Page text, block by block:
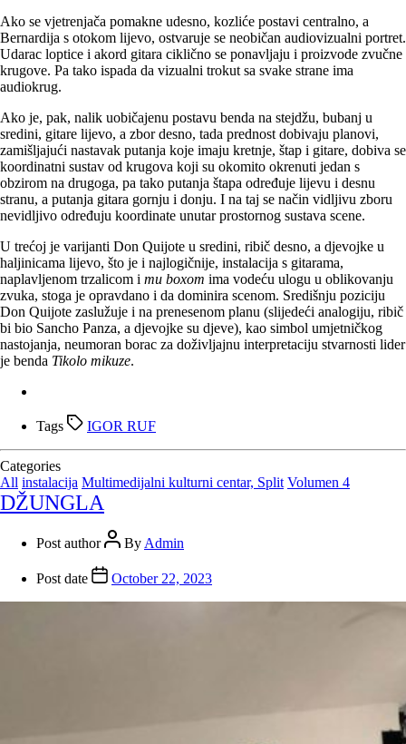
Ako se vjetrenjača pomakne udesno, kozliće postavi centralno, a
Bernardija s otokom lijevo, ostvaruje se neobičan audiovizualni portret.
Udarac loptice i akord gitara ciklično se ponavljaju i proizvode zvučne
krugove. Pa tako ispada da vizualni trokut sa svake strane ima
audiokrug.
Ako je, pak, nalik uobičajenu postavu benda na stejdžu, bubanj u
sredini, gitare lijevo, a zbor desno, tada prednost dobivaju planovi,
zamišljajući nastavak putanja koje imaju kretnje, štap i gitare, dobiva se
koordinatni sustav od krugova koji su okomito okrenuti jedan s
obzirom na drugoga, pa tako putanja štapa određuje lijevu i desnu
stranu, a putanja gitara gornju i donju. I na taj se način vidljivu zboru
nevidljivo određuju koordinate unutar prostornog sustava scene.
U trećoj je varijanti Don Quijote u sredini, ribič desno, a djevojke u
haljinicama lijevo, što je i najlogičnije, instalacija s gitarama,
naplavljenom trzalicom i mu boxom ima vodeću ulogu u oblikovanju
zvuka, stoga je opravdano i da dominira scenom. Središnju poziciju
Don Quijote zaslužuje i na prenesenom planu (slijedeći analogiju, ribič
bi bio Sancho Panza, a djevojke su djeve), kao simbol umjetničkog
nastojanja, neumoran borac za doživljajnu interpretaciju stvarnosti lider
je benda Tikolo mikuze.
Tags IGOR RUF
Categories
All instalacija Multimedijalni kulturni centar, Split Volumen 4
DŽUNGLA
Post author By Admin
Post date October 22, 2023